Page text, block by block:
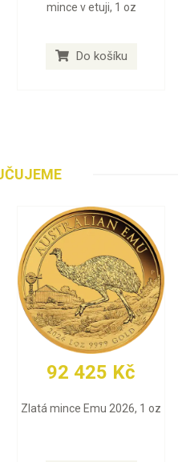
mince v etuji, 1 oz
Do košíku
1 oz
91 654 Kč
Zlatá mince Britannia